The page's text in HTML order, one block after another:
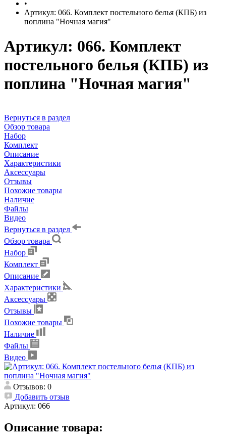
•
Артикул: 066. Комплект постельного белья (КПБ) из
поплина "Ночная магия"
Артикул: 066. Комплект
постельного белья (КПБ) из
поплина "Ночная магия"
Вернуться в раздел
Обзор товара
Набор
Комплект
Описание
Характеристики
Аксессуары
Отзывы
Похожие товары
Наличие
Файлы
Видео
Вернуться в раздел
Обзор товара
Набор
Комплект
Описание
Характеристики
Аксессуары
Отзывы
Похожие товары
Наличие
Файлы
Видео
Отзывов: 0
Добавить отзыв
Артикул: 066
Описание товара: